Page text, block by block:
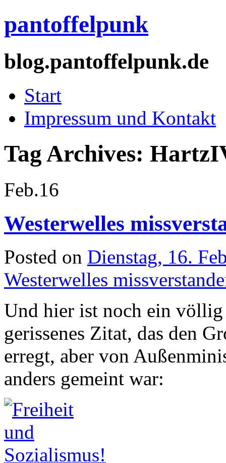
pantoffelpunk
blog.pantoffelpunk.de
Start
Impressum und Kontakt
Tag Archives:
Feb.16
Westerwelles
Posted on Dienstag, 16.
Westerwelles
Und hier ist noch ein völlig
gerissenes Zitat, das den
erregt, aber von
anders gemeint war: